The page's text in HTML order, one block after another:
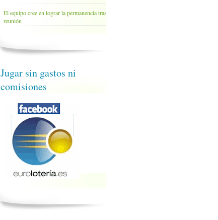
El equipo cree en lograr la permanencia tras la
reunión
Jugar sin gastos ni
comisiones